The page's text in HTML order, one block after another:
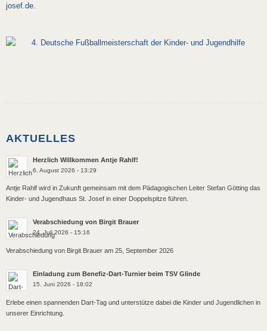
josef.de
AKTUELLES
Herzlich Willkommen Antje Rahlf!
6. August 2026 - 13:29
Antje Rahlf wird in Zukunft gemeinsam mit dem Pädagogischen Leiter Stefan Götting das
Kinder- und Jugendhaus St. Josef in einer Doppelspitze führen.
Verabschiedung von Birgit Brauer
24. Juli 2026 - 15:16
Verabschiedung von Birgit Brauer am 25, September 2026
Einladung zum Benefiz-Dart-Turnier beim TSV Glinde
15. Juni 2026 - 18:02
Erlebe einen spannenden Dart-Tag und unterstütze dabei die Kinder und Jugendlichen in
unserer Einrichtung.